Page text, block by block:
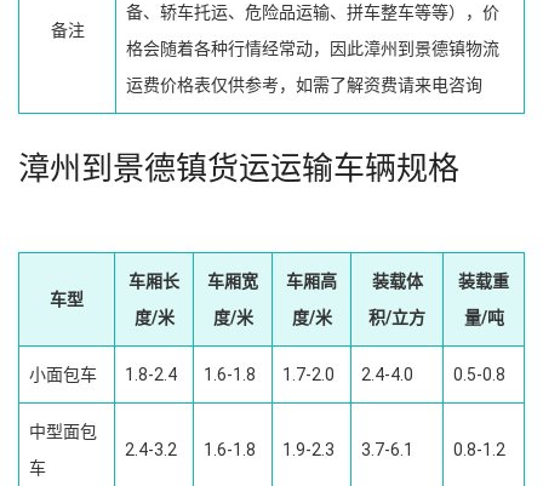
备注
备、轿车托运、危险品运输、拼车整车等等），价
格会随着各种行情经常动，因此漳州到景德镇物流
运费价格表仅供参考，如需了解资费请来电咨询
漳州到景德镇货运运输车辆规格
车型
车厢长
度/米
车厢宽
度/米
车厢高
度/米
装载体
积/立方
装载重
量/吨
小面包车 1.8-2.4 1.6-1.8 1.7-2.0 2.4-4.0 0.5-0.8
中型面包
车
2.4-3.2 1.6-1.8 1.9-2.3 3.7-6.1 0.8-1.2